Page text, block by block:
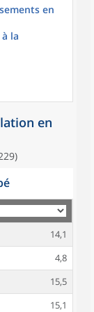
en
la
en
14,1
4,8
15,5
15,1